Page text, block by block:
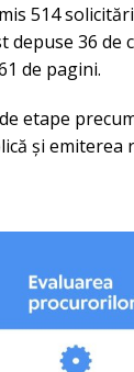
514
36 de
de pagini.
etape
și